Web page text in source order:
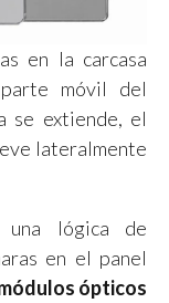
en la carcasa
móvil del
se extiende, el
lateralmente
una lógica de
en el panel
ópticos